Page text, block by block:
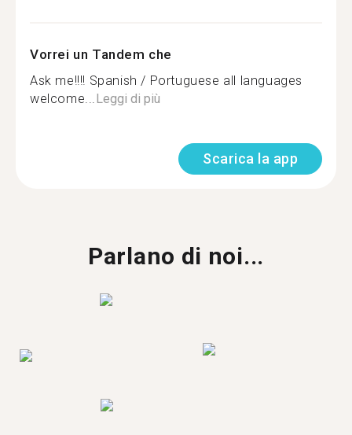
Vorrei un Tandem che
Ask me!!!! Spanish / Portuguese all languages
welcome...Leggi di più
Scarica la app
Parlano di noi...